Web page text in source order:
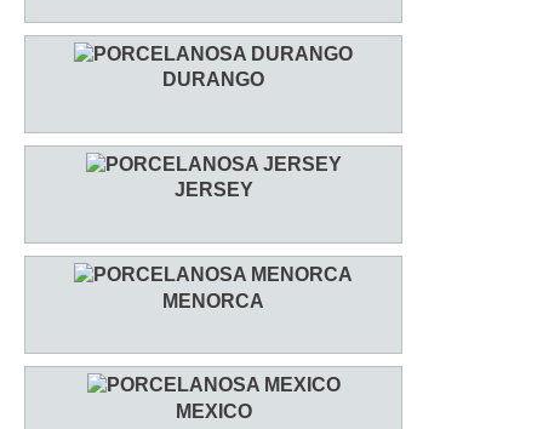
DURANGO
JERSEY
MENORCA
MEXICO